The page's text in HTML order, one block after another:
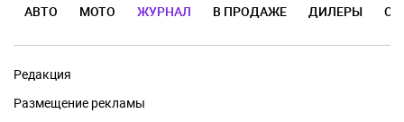
АВТО МОТО ЖУРНАЛ В ПРОДАЖЕ ДИЛЕРЫ
Редакция
Размещение рекламы